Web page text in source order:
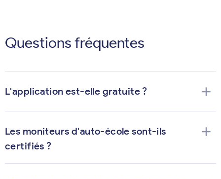
Questions fréquentes
L'application est-elle gratuite ? add
Les moniteurs d'auto-école sont-ils
certifiés ?
add